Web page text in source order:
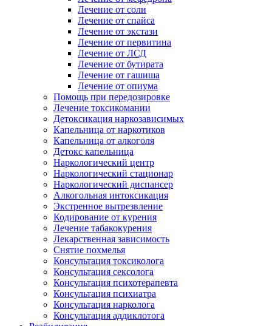
Лечение от соли
Лечение от спайса
Лечение от экстази
Лечение от первитина
Лечение от ЛСД
Лечение от бутирата
Лечение от гашиша
Лечение от опиума
Помощь при передозировке
Лечение токсикомании
Детоксикация наркозависимых
Капельница от наркотиков
Капельница от алкоголя
Детокс капельница
Наркологический центр
Наркологический стационар
Наркологический диспансер
Алкогольная интоксикация
Экстренное вытрезвление
Кодирование от курения
Лечение табакокурения
Лекарственная зависимость
Снятие похмелья
Консультация токсиколога
Консультация сексолога
Консультация психотерапевта
Консультация психиатра
Консультация нарколога
Консультация аддиклотога